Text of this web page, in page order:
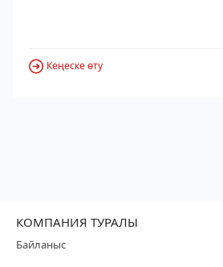
Кеңеске өту
КОМПАНИЯ ТУРАЛЫ
Байланыс